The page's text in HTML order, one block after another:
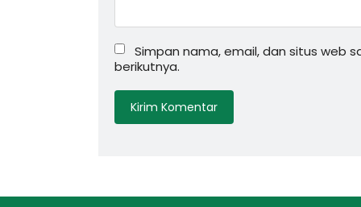
Simpan nama, email, dan situs web
berikutnya.